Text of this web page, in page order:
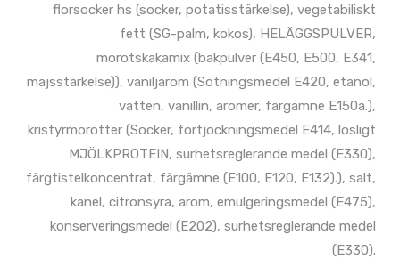
florsocker hs (socker, potatisstärkelse), vegetabiliskt
fett (SG-palm, kokos), HELÄGGSPULVER,
morotskakamix (bakpulver (E450, E500, E341,
majsstärkelse)), vaniljarom (Sötningsmedel E420, etanol,
vatten, vanillin, aromer, färgämne E150a.),
kristyrmorötter (Socker, förtjockningsmedel E414, lösligt
MJÖLKPROTEIN, surhetsreglerande medel (E330),
färgtistelkoncentrat, färgämne (E100, E120, E132).), salt,
kanel, citronsyra, arom, emulgeringsmedel (E475),
konserveringsmedel (E202), surhetsreglerande medel
(E330).